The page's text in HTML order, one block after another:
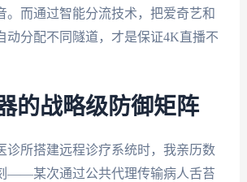
。而通过智能分流技术，把爱奇艺和
动分配不同隧道，才是保证4K直播不
的战略级防御矩阵
诊所搭建远程诊疗系统时，我亲历数
——某次通过公共代理传输病人舌苔